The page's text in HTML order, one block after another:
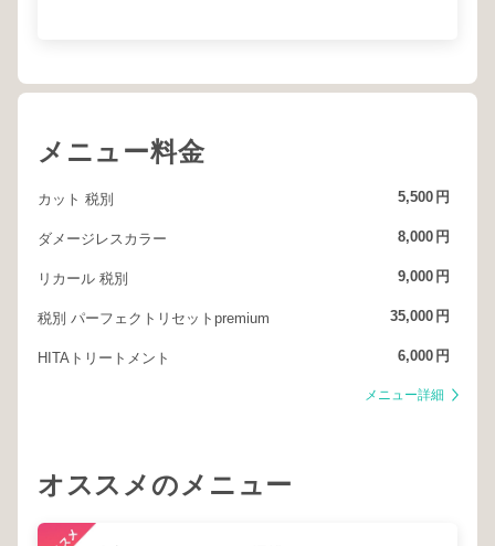
メニュー料金
カット 税別 5,500 円
ダメージレスカラー 8,000 円
リカール 税別 9,000 円
税別 パーフェクトリセットpremium 35,000 円
HITAトリートメント 6,000 円
メニュー詳細
オススメのメニュー